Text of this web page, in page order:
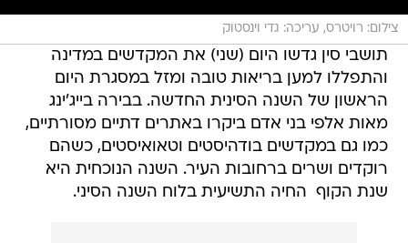
צילום: רויטרס, עריכה: גדי וינסטוק
תושבי סין גדשו היום (שני) את המקדשים במדינה
והתפללו למען בריאות טובה ומזל במסגרת היום
הראשון של השנה הסינית החדשה. בבירה בייג'ינג
מאות אלפי בני אדם ביקרו באתרים דתיים מסורתיים,
כמו גם במקדשים בודהיסטים וטאואיסטים, כשהם
רוקדים ושרים ברחובות העיר. השנה הנוכחית היא
שנת הקוף  החיה התשיעית בלוח השנה הסיני.